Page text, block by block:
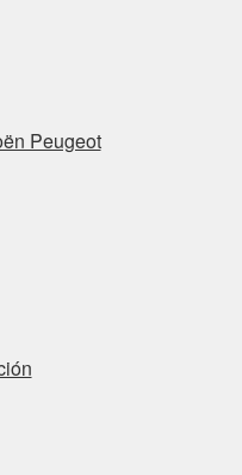
Peugeot